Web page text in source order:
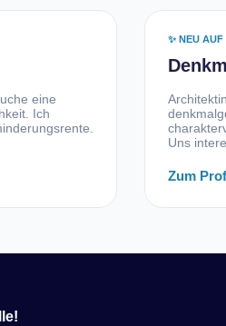
eine
Ich
✨ NEU
Uns
Zum